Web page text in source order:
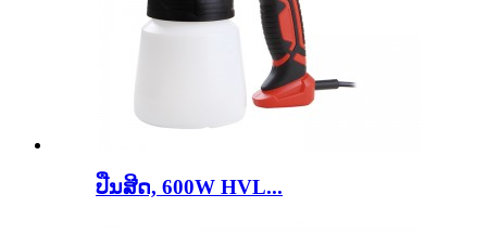
ປືນສີດ, 600W HVL...